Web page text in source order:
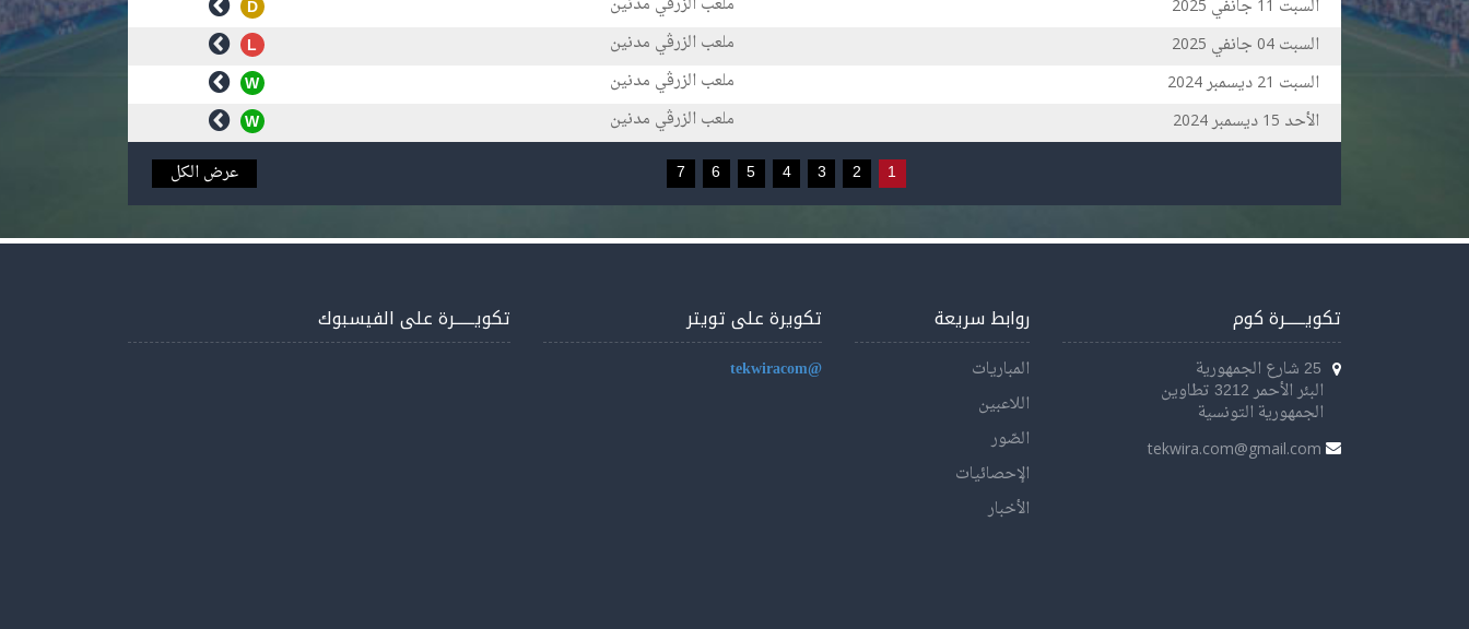
D السبت 11 جانفي 2025
L ملعب الزرڨي مدنين السبت 04 جانفي 2025
W ملعب الزرڨي مدنين السبت 21 ديسمبر2024
W ملعب الزرڨي مدنين الأحد 15 ديسمبر2024
1
2
3
4
5
6
7 عرض الكل
تكويــــــرة على الفيسبوك تكويرة على تويتر
@tekwiracom
روابط سريعة
المباريات
اللاعبين
الصّور
الإحصائيات
الأخبار
تكويــــــرة كوم
25 شارع الجمهورية
البئر الأحمر 3212 تطاوين
الجمهورية التونسية
tekwira.com@gmail.com